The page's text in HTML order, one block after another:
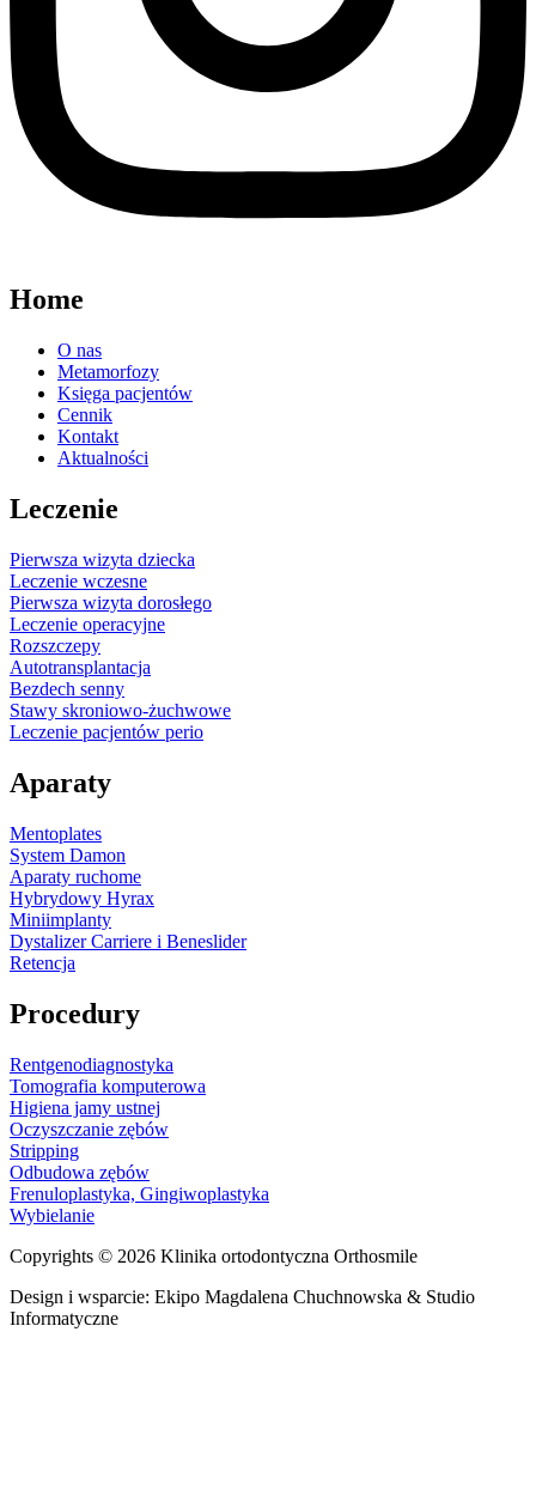
Home
O nas
Metamorfozy
Księga pacjentów
Cennik
Kontakt
Aktualności
Leczenie
Pierwsza wizyta dziecka
Leczenie wczesne
Pierwsza wizyta dorosłego
Leczenie operacyjne
Rozszczepy
Autotransplantacja
Bezdech senny
Stawy skroniowo-żuchwowe
Leczenie pacjentów perio
Aparaty
Mentoplates
System Damon
Aparaty ruchome
Hybrydowy Hyrax
Miniimplanty
Dystalizer Carriere i Beneslider
Retencja
Procedury
Rentgenodiagnostyka
Tomografia komputerowa
Higiena jamy ustnej
Oczyszczanie zębów
Stripping
Odbudowa zębów
Frenuloplastyka, Gingiwoplastyka
Wybielanie
Copyrights © 2026 Klinika ortodontyczna Orthosmile
Design i wsparcie: Ekipo Magdalena Chuchnowska & Studio
Informatyczne